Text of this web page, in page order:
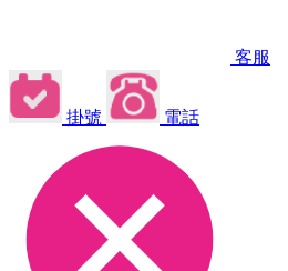
客服
掛號 電話